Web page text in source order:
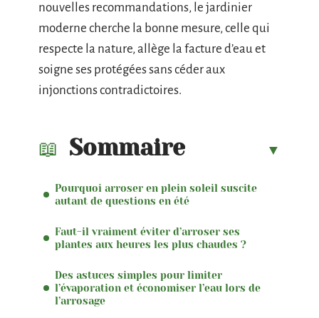
nouvelles recommandations, le jardinier
moderne cherche la bonne mesure, celle qui
respecte la nature, allège la facture d’eau et
soigne ses protégées sans céder aux
injonctions contradictoires.
Sommaire
Pourquoi arroser en plein soleil suscite
autant de questions en été
Faut-il vraiment éviter d’arroser ses
plantes aux heures les plus chaudes ?
Des astuces simples pour limiter
l’évaporation et économiser l’eau lors de
l’arrosage